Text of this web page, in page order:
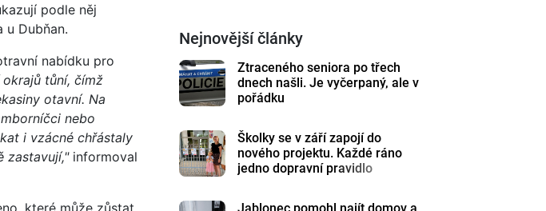
podle něj
u Dubňan.
nabídku pro
okrajů tůní, čímž
otavní. Na
nebo
i vzácné chřástaly
zastavují,"informoval
které může zůstat
Nejnovější články
Ztraceného seniora po třech
dnech našli. Je vyčerpaný, ale v
pořádku
Školky se v září zapojí do
nového projektu. Každé ráno
jedno dopravní pravidlo